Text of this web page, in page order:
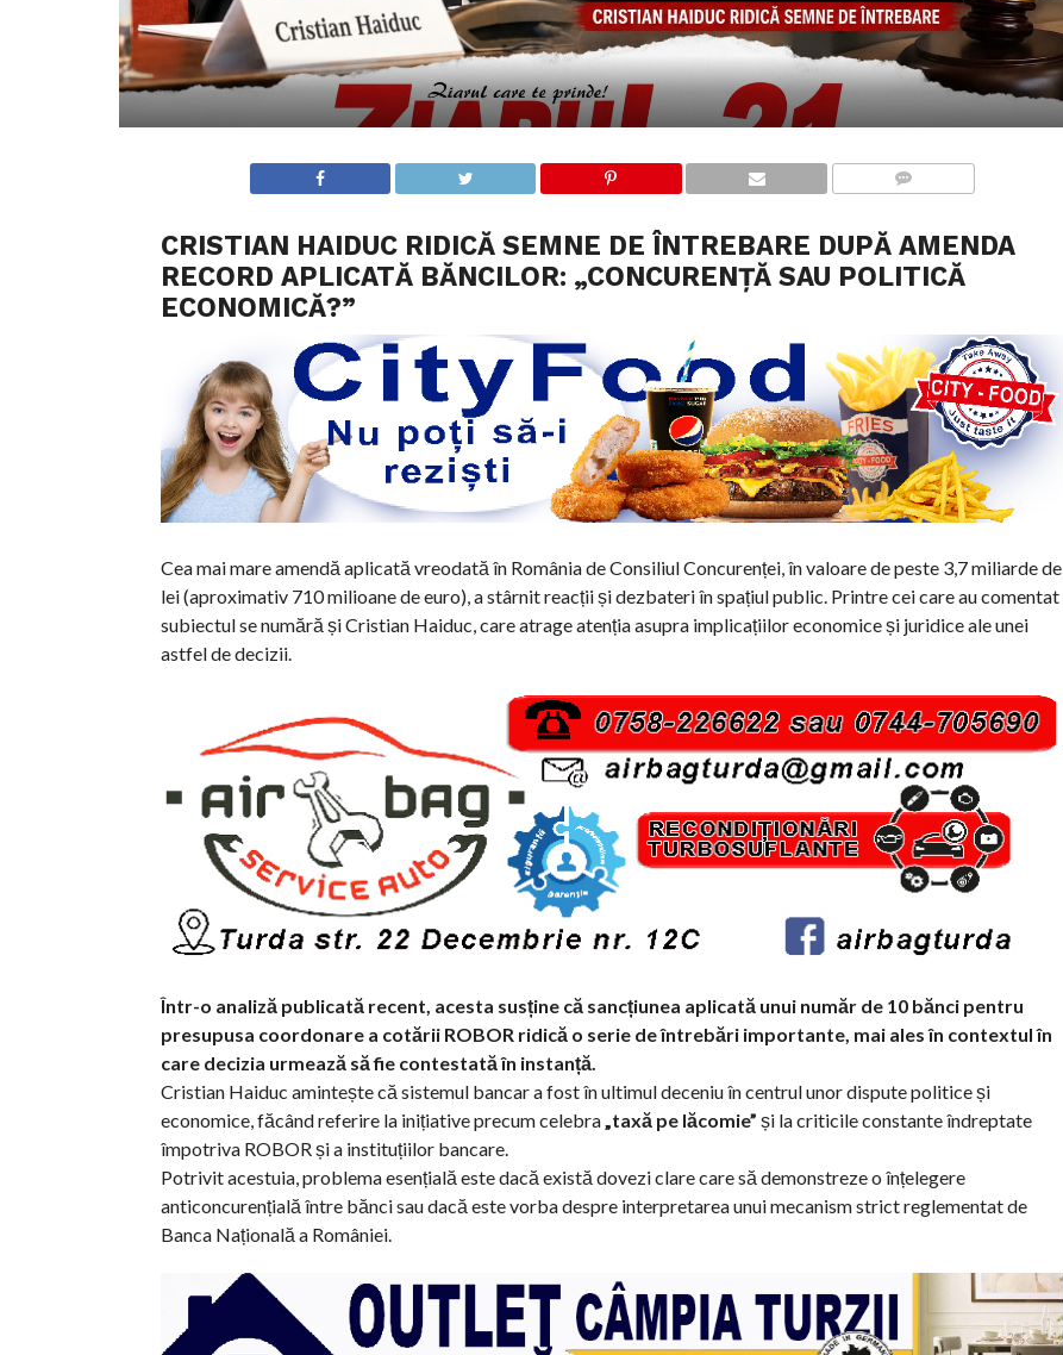
CRISTIAN HAIDUC RIDICĂ SEMNE DE ÎNTREBARE DUPĂ AMENDA
RECORD APLICATĂ BĂNCILOR: „CONCURENȚĂ SAU POLITICĂ
ECONOMICĂ?”
Cea mai mare amendă aplicată vreodată în România de Consiliul Concurenței, în valoare de peste 3,7 miliarde de
lei (aproximativ 710 milioane de euro), a stârnit reacții și dezbateri în spațiul public. Printre cei care au comentat
subiectul se numără și Cristian Haiduc, care atrage atenția asupra implicațiilor economice și juridice ale unei
astfel de decizii.
Într-o analiză publicată recent, acesta susține că sancțiunea aplicată unui număr de 10 bănci pentru
presupusa coordonare a cotării ROBOR ridică o serie de întrebări importante, mai ales în contextul în
care decizia urmează să fie contestată în instanță.
Cristian Haiduc amintește că sistemul bancar a fost în ultimul deceniu în centrul unor dispute politice și
economice, făcând referire la inițiative precum celebra „taxă pe lăcomie” și la criticile constante îndreptate
împotriva ROBOR și a instituțiilor bancare.
Potrivit acestuia, problema esențială este dacă există dovezi clare care să demonstreze o înțelegere
anticoncurențială între bănci sau dacă este vorba despre interpretarea unui mecanism strict reglementat de
Banca Națională a României.